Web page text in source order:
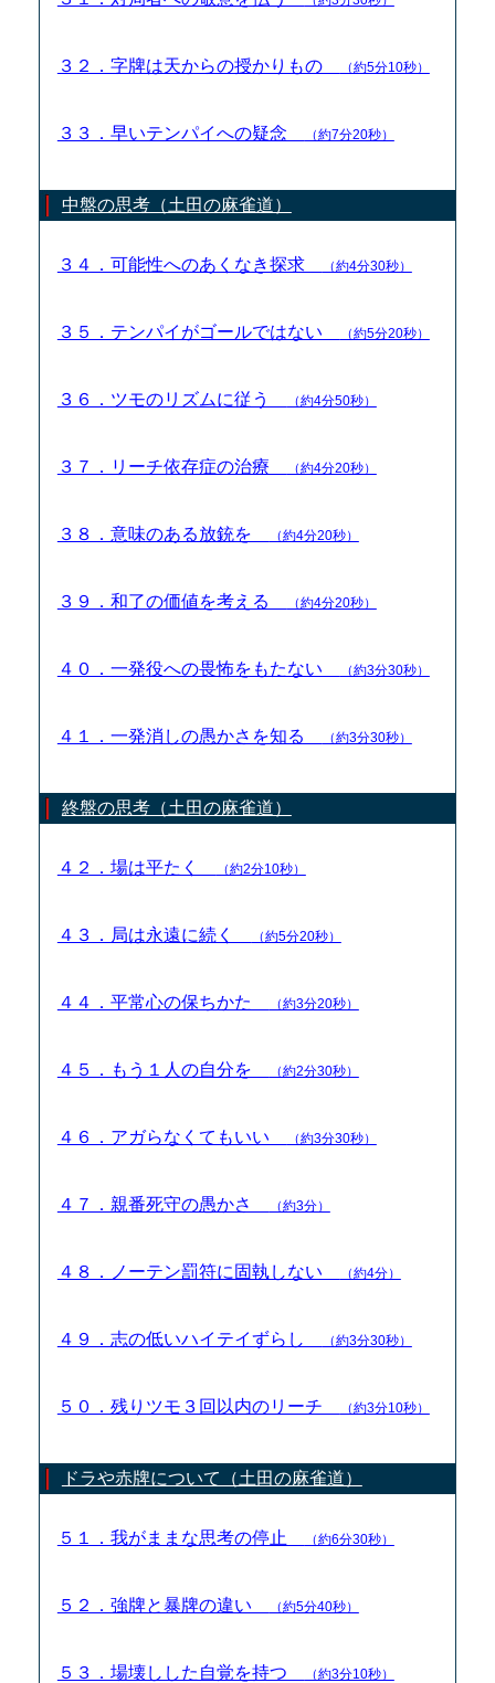
３２．字牌は天からの授かりもの （約5分10秒）
３３．早いテンパイへの疑念 （約7分20秒）
中盤の思考（土田の麻雀道）
３４．可能性へのあくなき探求 （約4分30秒）
３５．テンパイがゴールではない （約5分20秒）
３６．ツモのリズムに従う （約4分50秒）
３７．リーチ依存症の治療 （約4分20秒）
３８．意味のある放銃を （約4分20秒）
３９．和了の価値を考える （約4分20秒）
４０．一発役への畏怖をもたない （約3分30秒）
４１．一発消しの愚かさを知る （約3分30秒）
終盤の思考（土田の麻雀道）
４２．場は平たく （約2分10秒）
４３．局は永遠に続く （約5分20秒）
４４．平常心の保ちかた （約3分20秒）
４５．もう１人の自分を （約2分30秒）
４６．アガらなくてもいい （約3分30秒）
４７．親番死守の愚かさ （約3分）
４８．ノーテン罰符に固執しない （約4分）
４９．志の低いハイテイずらし （約3分30秒）
５０．残りツモ３回以内のリーチ （約3分10秒）
ドラや赤牌について（土田の麻雀道）
５１．我がままな思考の停止 （約6分30秒）
５２．強牌と暴牌の違い （約5分40秒）
５３．場壊しした自覚を持つ （約3分10秒）